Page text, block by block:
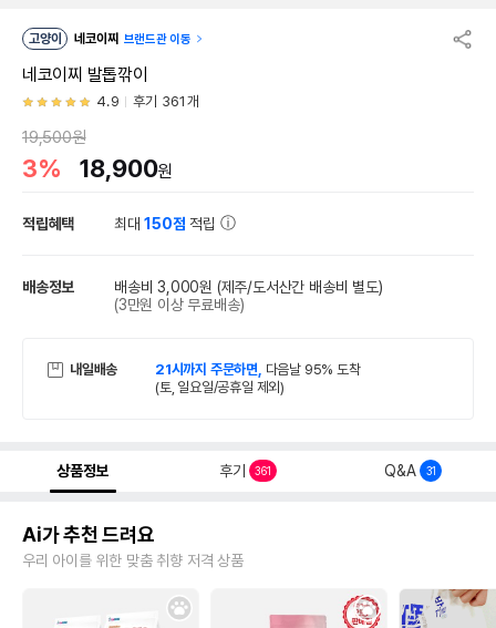
고양이 네코이찌 브랜드관 이동
네코이찌 발톱깎이
4.9 후기 361개
19,500원
3% 18,900원
적립혜택 최대150점 적립
배송정보 배송비 3,000원 (제주/도서산간 배송비 별도)
(3만원 이상 무료배송)
내일배송 21시까지 주문하면, 다음날 95% 도착
(토, 일요일/공휴일 제외)
상품정보 후기 361 Q&A 31
Ai가 추천 드려요
우리 아이를 위한 맞춤 취향 저격 상품